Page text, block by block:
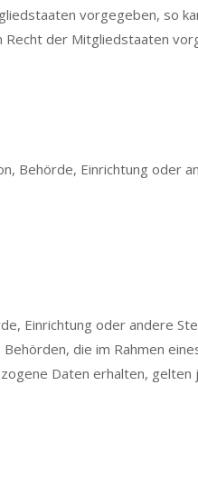
vorgegeben, so
der Mitgliedstaaten
Behörde, Einrichtung oder
Einrichtung oder andere
die im Rahmen
Daten erhalten, gelten